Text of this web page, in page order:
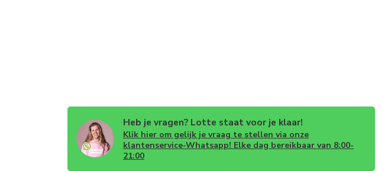
Heb je vragen? Lotte staat voor je klaar!
Klik hier om gelijk je vraag te stellen via onze
klantenservice-Whatsapp! Elke dag bereikbaar van 8:00-
21:00